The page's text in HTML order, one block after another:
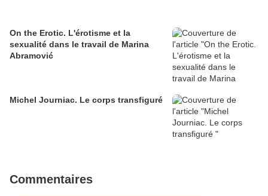
On the Erotic. L'érotisme et la
sexualité dans le travail de Marina
Abramović
Michel Journiac. Le corps transfiguré
Commentaires